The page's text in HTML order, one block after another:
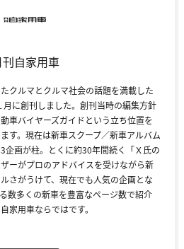
刊自家用車
クルマとクルマ社会の話題を満載した
に創刊しました。創刊当時の編集方針
車バイヤーズガイドという立ち位置を
す。現在は新車スクープ／新車アルバム
企画が柱。とくに約30年間続く「Ｘ氏の
ーがプロのアドバイスを受けながら新
さがうけて、現在でも人気の企画とな
数多くの新車を豊富なページ数で紹介
家用車ならではです。